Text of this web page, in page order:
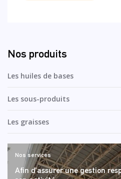
Nos produits
Les huiles de bases
Les sous-produits
Les graisses
Nos services
Afin d'assurer une gestion